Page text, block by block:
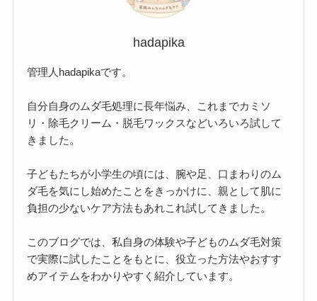
hadapika
管理人hadapikaです。
自分自身のムダ毛処理に長年悩み、これまでカミソ
リ・除毛クリーム・脱毛ワックスなどいろいろ試して
きました。
子どもたちが小学生の頃には、腕や足、口まわりのム
ダ毛を気にし始めたことをきっかけに、親として肌に
負担の少ないケア方法もあれこれ試してきました。
このブログでは、私自身の体験や子どものムダ毛対策
で実際に試したことをもとに、役立った方法やおすす
めアイテムをわかりやすく紹介しています。